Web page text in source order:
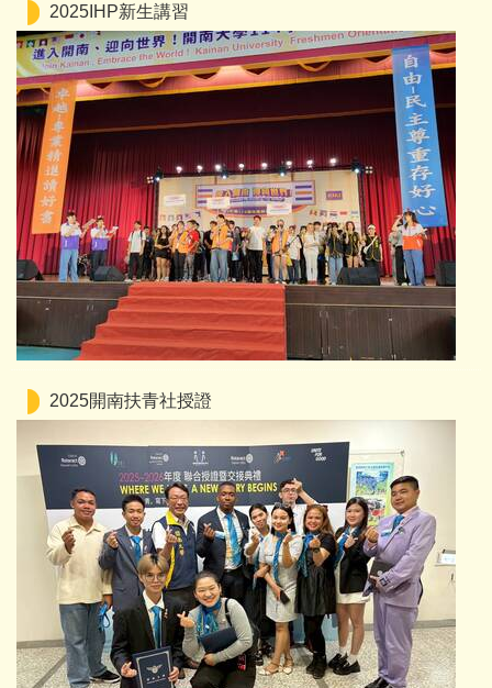
2025IHP新生講習
2025開南扶青社授證